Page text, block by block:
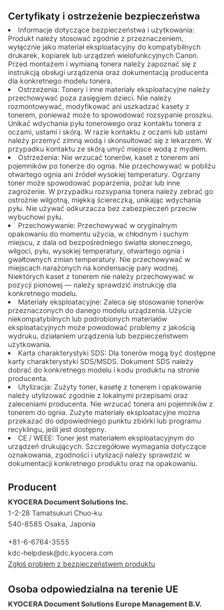
Certyfikaty i ostrzeżenie bezpieczeństwa
Informacje dotyczące bezpieczeństwa i użytkowania:
Produkt należy stosować zgodnie z przeznaczeniem,
wyłącznie jako materiał eksploatacyjny do kompatybilnych
drukarek, kopiarek lub urządzeń wielofunkcyjnych Canon.
Przed montażem i wymianą tonera należy zapoznać się z
instrukcją obsługi urządzenia oraz dokumentacją producenta
dla konkretnego modelu tonera.
Ostrzeżenia: Tonery i inne materiały eksploatacyjne należy
przechowywać poza zasięgiem dzieci. Nie należy
rozmontowywać, modyfikować ani uszkadzać kasety z
tonerem, ponieważ może to spowodować rozsypanie proszku.
Unikać wdychania pyłu tonerowego oraz kontaktu tonera z
oczami, ustami i skórą. W razie kontaktu z oczami lub ustami
należy przemyć zimną wodą i skonsultować się z lekarzem. W
przypadku kontaktu ze skórą umyć miejsce wodą z mydłem.
Ostrzeżenia: Nie wrzucać tonerów, kaset z tonerem ani
pojemników po tonerze do ognia. Nie przechowywać w pobliżu
otwartego ognia ani źródeł wysokiej temperatury. Ogrzany
toner może spowodować poparzenia, pożar lub inne
zagrożenie. W przypadku rozsypania tonera należy zebrać go
ostrożnie wilgotną, miękką ściereczką, unikając wdychania
pyłu. Nie używać odkurzacza bez zabezpieczeń przeciw
wybuchowi pyłu.
Przechowywanie: Przechowywać w oryginalnym
opakowaniu do momentu użycia, w chłodnym i suchym
miejscu, z dala od bezpośredniego światła słonecznego,
wilgoci, pyłu, wysokiej temperatury, otwartego ognia i
gwałtownych zmian temperatury. Nie przechowywać w
miejscach narażonych na kondensację pary wodnej.
Niektórych kaset z tonerem nie należy przechowywać w
pozycji pionowej — należy sprawdzić instrukcję dla
konkretnego modelu.
Materiały eksploatacyjne: Zaleca się stosowanie tonerów
przeznaczonych do danego modelu urządzenia. Użycie
niekompatybilnych lub podrobionych materiałów
eksploatacyjnych może powodować problemy z jakością
wydruku, działaniem urządzenia lub bezpieczeństwem
użytkowania.
Karta charakterystyki SDS: Dla tonerów mogą być dostępne
karty charakterystyki SDS/MSDS. Dokument SDS należy
dobrać do konkretnego modelu i kodu produktu na stronie
producenta.
Utylizacja: Zużyty toner, kasetę z tonerem i opakowanie
należy utylizować zgodnie z lokalnymi przepisami oraz
zaleceniami producenta. Nie wrzucać tonera ani pojemników z
tonerem do ognia. Zużyte materiały eksploatacyjne można
przekazać do odpowiedniego punktu zbiórki lub programu
recyklingu, jeśli jest dostępny.
CE / WEEE: Toner jest materiałem eksploatacyjnym do
urządzeń drukujących. Szczegółowe wymagania dotyczące
oznakowania, zgodności i utylizacji należy sprawdzić w
dokumentacji konkretnego produktu oraz na opakowaniu.
Producent
KYOCERA Document Solutions Inc.
1-2-28 Tamatsukuri Chuo-ku
540-8585 Osaka, Japonia
+81-6-6764-3555
kdc-helpdesk@dc.kyocera.com
Zgłoś problem z bezpieczeństwem produktu
Osoba odpowiedzialna na terenie UE
KYOCERA Document Solutions Europe Management B.V.